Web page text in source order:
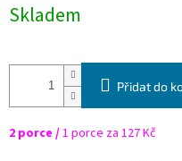
cena:
Skladem
Přidat do
2 porce /1 porce za 127 Kč